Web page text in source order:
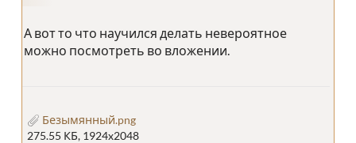
А вот то что научился делать невероятное
можно посмотреть во вложении.
Безымянный.png
275.55 КБ, 1924x2048